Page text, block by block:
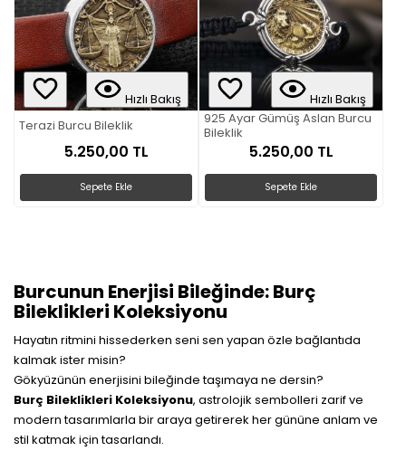
Hızlı Bakış
Terazi Burcu Bileklik
5.250,00 TL
Sepete Ekle
Hızlı Bakış
925 Ayar Gümüş Aslan Burcu
Bileklik
5.250,00 TL
Sepete Ekle
Burcunun Enerjisi Bileğinde: Burç
Bileklikleri Koleksiyonu
Hayatın ritmini hissederken seni sen yapan özle bağlantıda
kalmak ister misin?
Gökyüzünün enerjisini bileğinde taşımaya ne dersin?
Burç Bileklikleri Koleksiyonu, astrolojik sembolleri zarif ve
modern tasarımlarla bir araya getirerek her gününe anlam ve
stil katmak için tasarlandı.